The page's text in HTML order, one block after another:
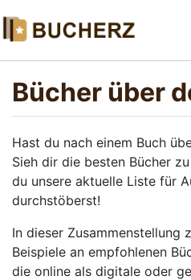
Bücher über
Hast du nach einem Buch
Sieh dir die besten Bücher
du unsere aktuelle Liste für
durchstöberst!
In dieser Zusammenstellung
Beispiele an empfohlenen
die online als digitale oder